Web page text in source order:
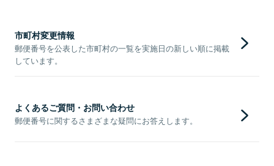
市町村変更情報
郵便番号を公表した市町村の一覧を実施日の新しい順に掲載
しています。
よくあるご質問・お問い合わせ
郵便番号に関するさまざまな疑問にお答えします。